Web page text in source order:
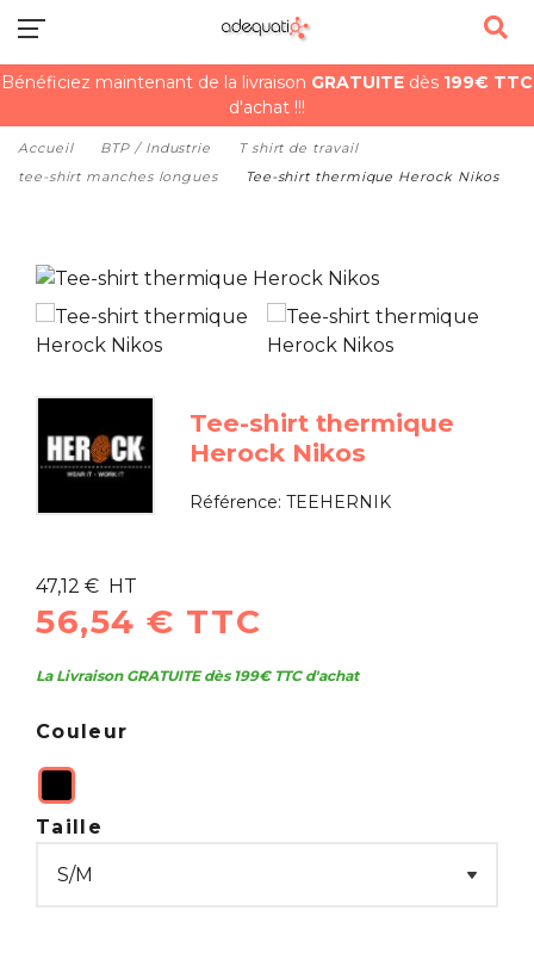
Bénéficiez maintenant de la livraison GRATUITE dès 199€ TTC
d'achat !!!
Accueil BTP / Industrie
T shirt de travail
tee-shirt manches longues
Tee-shirt thermique Herock Nikos
Tee-shirt thermique
Herock Nikos
Référence:TEEHERNIK
47,12 € HT
56,54 € TTC
La Livraison GRATUITE dès 199€ TTC d'achat
Couleur
Taille